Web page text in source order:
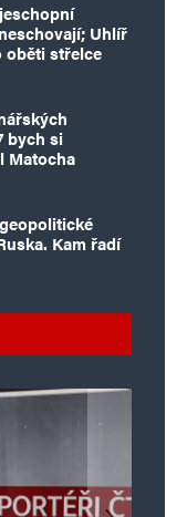
Uhlíř
oběti střelce
bych si
Matocha
Kam řadí
6. díl:
lžou: